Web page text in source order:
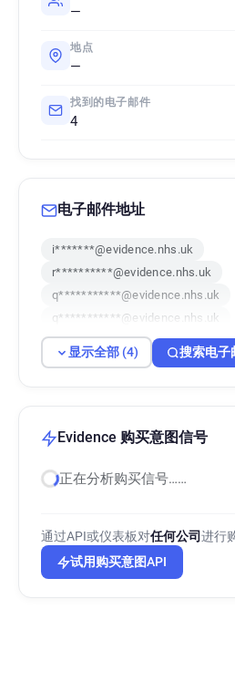
—
地点
—
找到的电子邮件
4
电子邮件地址
i*******@evidence.nhs.uk
r**********@evidence.nhs.uk
q***********@evidence.nhs.uk
q***********@evidence.nhs.uk
显示全部 (4) 搜索电子
Evidence 购买意图信号
正在分析购买信号……
通过API或仪表板对任何公司进行
试用购买意图API